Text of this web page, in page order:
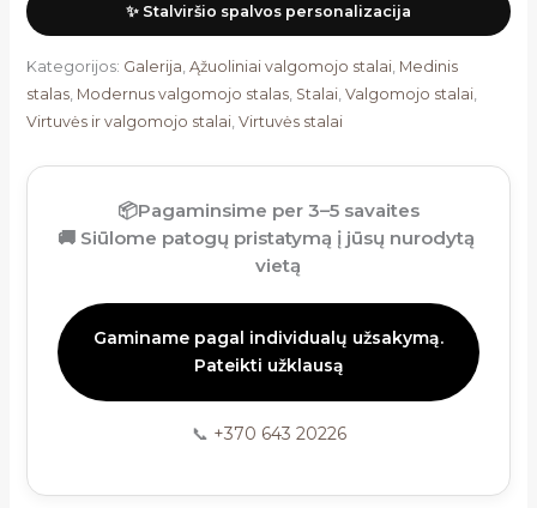
✨ Stalviršio spalvos personalizacija
Kategorijos: Galerija Ąžuoliniai valgomojo stalai, Medinis
stalas, Modernus valgomojo stalas, Stalai, Valgomojo stalai,
Virtuvės ir valgomojo stalai, Virtuvės stalai
📦Pagaminsime per 3–5 savaites
🚚 Siūlome patogų pristatymą į jūsų nurodytą
vietą
Gaminame pagal individualų užsakymą.
Pateikti užklausą
📞 +370 643 20226